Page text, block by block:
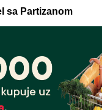
sa Partizanom